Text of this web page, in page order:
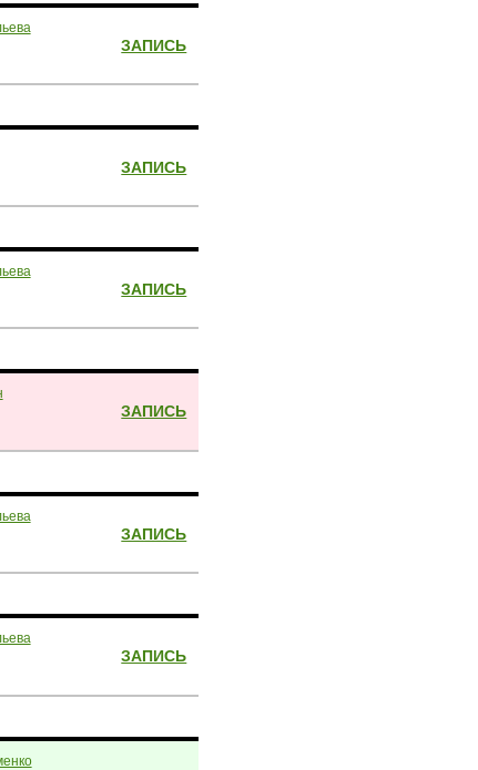
ЗАПИСЬ
ЗАПИСЬ
ЗАПИСЬ
ЗАПИСЬ
ЗАПИСЬ
ЗАПИСЬ